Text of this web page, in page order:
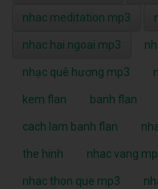
nhac meditation mp3
nhac hai ngoai mp3
nhạc quê hương mp3
kem flan banh flan
cach lam banh flan
the hinh nhac vang
nhac thon que mp3